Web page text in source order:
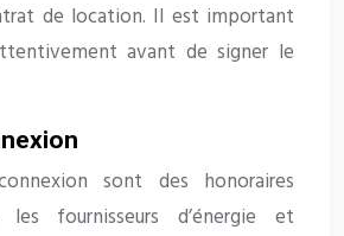
de location. Il est important
avant de signer le
sont des honoraires
les fournisseurs d’énergie et